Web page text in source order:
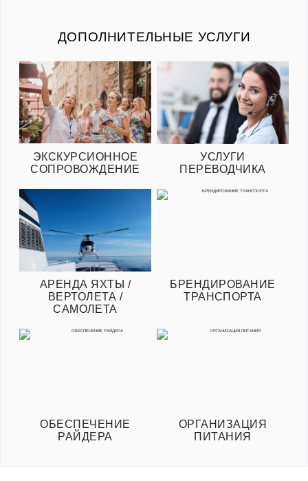
ДОПОЛНИТЕЛЬНЫЕ УСЛУГИ
ЭКСКУРСИОННОЕ
СОПРОВОЖДЕНИЕ
УСЛУГИ
ПЕРЕВОДЧИКА
АРЕНДА ЯХТЫ /
ВЕРТОЛЕТА /
САМОЛЕТА
БРЕНДИРОВАНИЕ
ТРАНСПОРТА
ОБЕСПЕЧЕНИЕ
РАЙДЕРА
ОРГАНИЗАЦИЯ
ПИТАНИЯ